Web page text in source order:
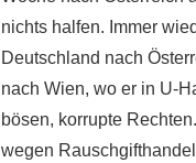
nichts halfen. Immer
Deutschland nach
nach Wien, wo er in U-
bösen, korrupte
wegen